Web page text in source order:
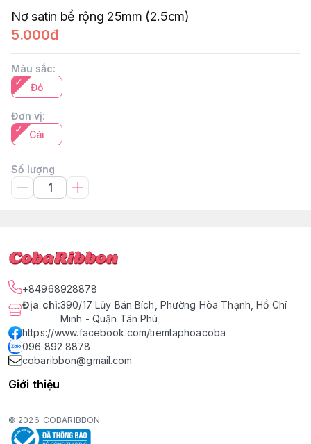
Nơ satin bề rộng 25mm (2.5cm)
5.000đ
Màu sắc:
Đỏ
Đơn vị:
Cái
Số lượng
+84968928878
Địa chỉ:390/17 Lũy Bán Bích, Phường Hòa Thạnh, Hồ Chí
Minh - Quận Tân Phú
https://www.facebook.com/tiemtaphoacoba
096 892 8878
cobaribbon@gmail.com
Giới thiệu
© 2026 COBARIBBON